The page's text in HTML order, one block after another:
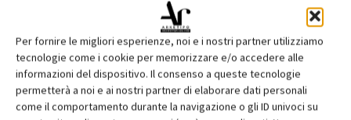
Per fornire le migliori esperienze, noi e i nostri partner utilizziamo
tecnologie come i cookie per memorizzare e/o accedere alle
informazioni del dispositivo. Il consenso a queste tecnologie
permetterà a noi e ai nostri partner di elaborare dati personali
come il comportamento durante la navigazione o gli ID univoci su